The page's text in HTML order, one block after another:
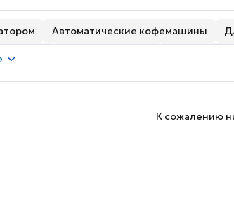
Автоматические кофемашины
К сожалению